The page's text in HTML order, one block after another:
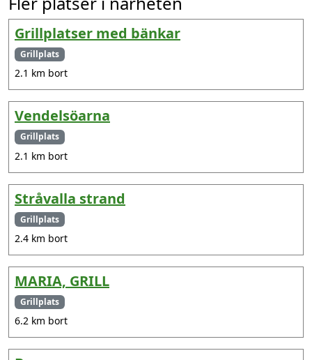
Grillplatser med bänkar
Grillplats
2.1 km bort
Vendelsöarna
Grillplats
2.1 km bort
Stråvalla strand
Grillplats
2.4 km bort
MARIA, GRILL
Grillplats
6.2 km bort